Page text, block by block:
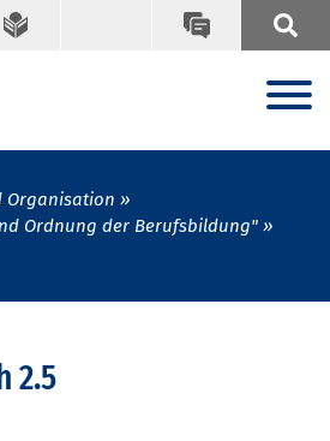
Organisation
Ordnung der Berufsbildung"
2.5